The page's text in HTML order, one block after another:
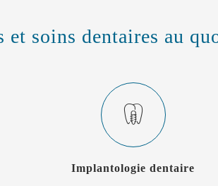
et soins dentaires au
Implantologie dentaire